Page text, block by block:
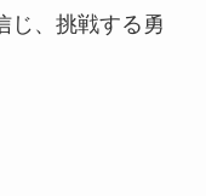
じ、挑戦する勇